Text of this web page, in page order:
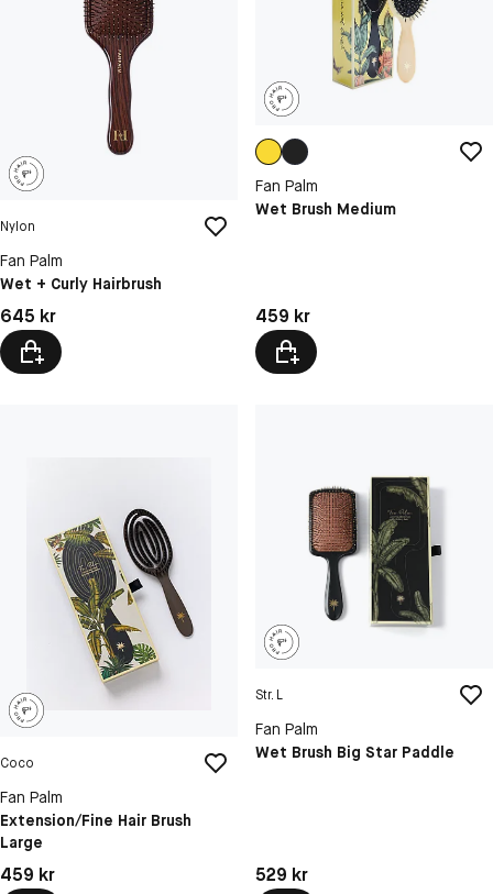
Nylon
Fan Palm
Wet + Curly Hairbrush
Pris: 645 kr
645 kr
Fan Palm
Wet Brush Medium
Pris: 459 kr
459 kr
Coco
Fan Palm
Extension/Fine Hair Brush
Large
Pris: 459 kr
459 kr
Str. L
Fan Palm
Wet Brush Big Star Paddle
Pris: 529 kr
529 kr